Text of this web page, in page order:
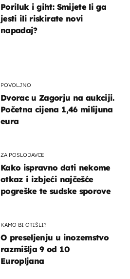
Poriluk i giht: Smijete li ga
jesti ili riskirate novi
napadaj?
POVOLJNO
Dvorac u Zagorju na aukciji.
Početna cijena 1,46 milijuna
eura
ZA POSLODAVCE
Kako ispravno dati nekome
otkaz i izbjeći najčešće
pogreške te sudske sporove
KAMO BI OTIŠLI?
O preseljenju u inozemstvo
razmišlja 9 od 10
Europljana